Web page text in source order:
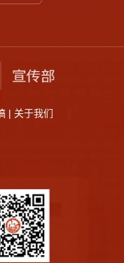
| 关于我们